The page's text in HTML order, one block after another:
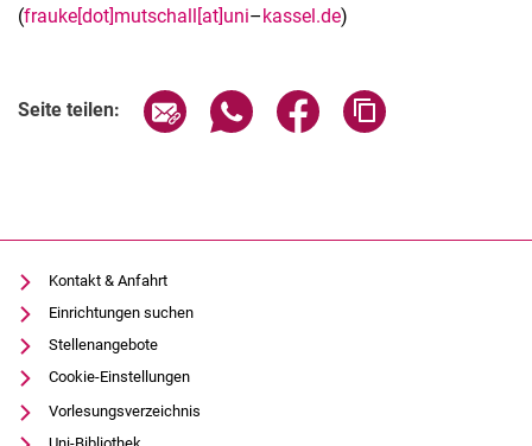
(frauke[dot]mutschall[at]uni–kassel.de)
Seite teilen: Seite über E-Mail teilen
Seite über WhatsApp teilen
Seite über Facebook
Kontakt & Anfahrt
Einrichtungen suchen
Stellenangebote
Cookie-Einstellungen
Vorlesungsverzeichnis